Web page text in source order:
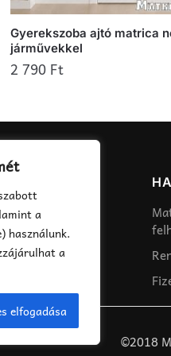
a
használunk.
a
elfogadása
Gyerekszoba ajtó matrica
járművekkel
2 790 Ft
a
terméknek
több
variációja
van.
A
változatok
a
választhatók
ki
©2018